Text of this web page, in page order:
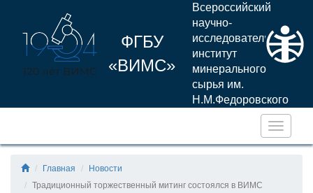
ФГБУ
«ВИМС»
Всероссийский
научно-
исследовательский
институт
минерального
сырья им.
Н.М.Федоровского
Главная
Новости
Традиционный торжественный митинг состоялся в ВИМС